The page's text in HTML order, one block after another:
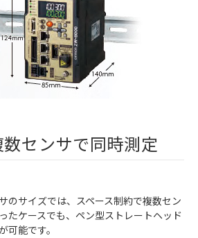
センサで同時測定
のサイズでは、スペース制約で複数セン
たケースでも、ペン型ストレートヘッド
可能です。